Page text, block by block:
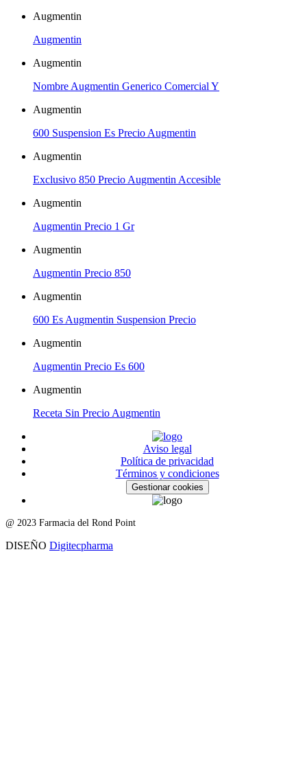
Augmentin
Augmentin
Augmentin
Nombre Augmentin Generico Comercial Y
Augmentin
600 Suspension Es Precio Augmentin
Augmentin
Exclusivo 850 Precio Augmentin Accesible
Augmentin
Augmentin Precio 1 Gr
Augmentin
Augmentin Precio 850
Augmentin
600 Es Augmentin Suspension Precio
Augmentin
Augmentin Precio Es 600
Augmentin
Receta Sin Precio Augmentin
Aviso legal
Política de privacidad
Términos y condiciones
Gestionar cookies
@ 2023 Farmacia del Rond Point
DISEÑO Digitecpharma